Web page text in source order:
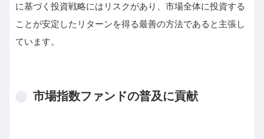
に基づく投資戦略にはリスクがあり、市場全体に投資する
ことが安定したリターンを得る最善の方法であると主張し
ています。
市場指数ファンドの普及に貢献